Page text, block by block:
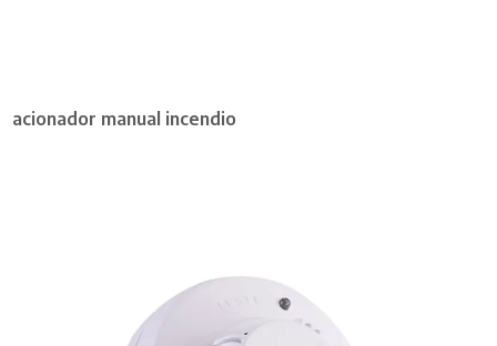
acionador manual incendio